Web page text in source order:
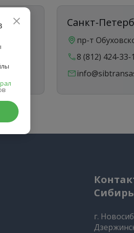
Санкт-
пр-т
8 (812) 424-33-
г.